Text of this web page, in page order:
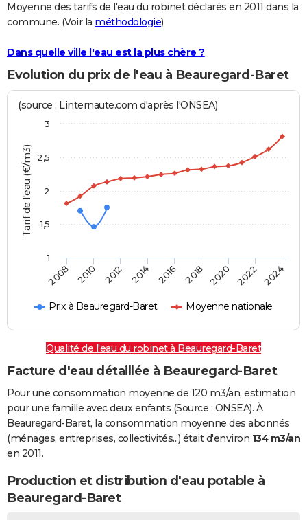
Bricolage
Lifestyle
Culture
Sport
Auto
Television
Voyage
Cinema
Moyenne des tarifs de l'eau du robinet déclarés en 2011 dans la
commune. (Voir la méthodologie)
Dans quelle ville l'eau est la plus chère ?
Evolution du prix de l'eau à Beauregard-Baret
Tarif de l'eau (€/m3)
(source : Linternaute.com d'après l'ONSEA)
Prix à Beauregard-Baret Moyenne nationale
2008 2010 2012 2014 2016 2018 2020 2022 2024
1
1,5
2
2,5
3
Qualité de l'eau du robinet à Beauregard-Baret
Facture d'eau détaillée à Beauregard-Baret
Pour une consommation moyenne de 120 m3/an, estimation
pour une famille avec deux enfants (Source : ONSEA). À
Beauregard-Baret, la consommation moyenne des abonnés
(ménages, entreprises, collectivités...) était d'environ 134 m3/an
en 2011.
Production et distribution d'eau potable à
Beauregard-Baret